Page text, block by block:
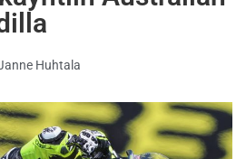
Huhtala